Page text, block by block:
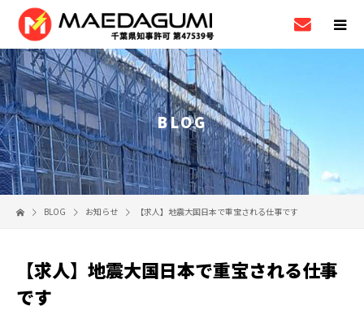
BLOG
BLOG お知らせ 【求人】地震大国日本で重宝される仕事です
【求人】地震大国日本で重宝される仕事
です